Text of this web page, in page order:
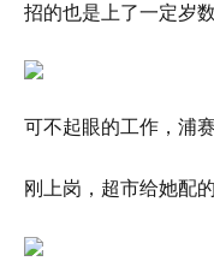
招的也是上了一定岁
可不起眼的工作，浦
刚上岗，超市给她配